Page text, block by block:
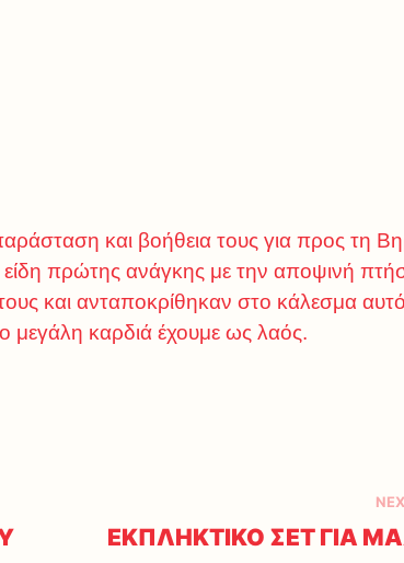
και βοήθεια τους για προς τη
πρώτης ανάγκης με την αποψινή
και ανταποκρίθηκαν στο κάλεσμα αυτό
μεγάλη καρδιά έχουμε ως λαός.
ΕΚΠΛΗΚΤΙΚΟ ΣΕΤ ΓΙΑ